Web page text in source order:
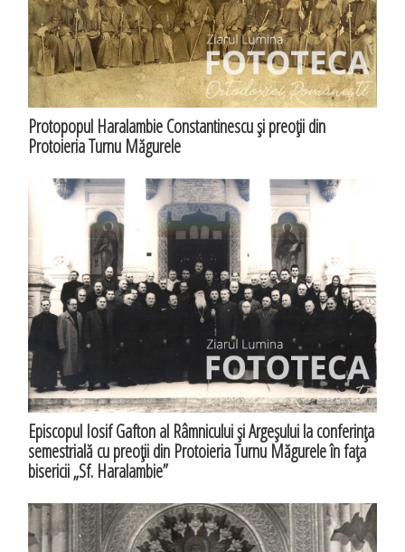
Protopopul Haralambie Constantinescu şi preoţii din
Protoieria Turnu Măgurele
Episcopul Iosif Gafton al Râmnicului şi Argeşului la conferinţa
semestrială cu preoţii din Protoieria Turnu Măgurele în faţa
bisericii „Sf. Haralambie”